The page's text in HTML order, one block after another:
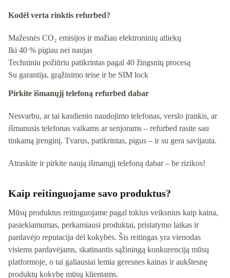
Kodėl verta rinktis refurbed?
Mažesnės CO₂ emisijos ir mažiau elektroninių atliekų
Iki 40 % pigiau nei naujas
Techniniu požiūriu patikrintas pagal 40 žingsnių procesą
Su garantija, grąžinimo teise ir be SIM lock
Pirkite išmanųjį telefoną refurbed dabar
Nesvarbu, ar tai kasdienio naudojimo telefonas, verslo įrankis, ar
išmanusis telefonas vaikams ar senjorams – refurbed rasite sau
tinkamą įrenginį. Tvarus, patikrintas, pigus – ir su gera savijauta.
Atraskite ir pirkite naują išmanųjį telefoną dabar – be rizikos!
Kaip reitinguojame savo produktus?
Mūsų produktus reitinguojame pagal tokius veiksnius kaip kaina,
pasiekiamumas, perkamiausi produktai, pristatymo laikas ir
pardavėjo reputacija dėl kokybės. Šis reitingas yra vienodas
visiems pardavėjams, skatinantis sąžiningą konkurenciją mūsų
platformoje, o tai galiausiai lemia geresnes kainas ir aukštesnę
produktų kokybę mūsų klientams.